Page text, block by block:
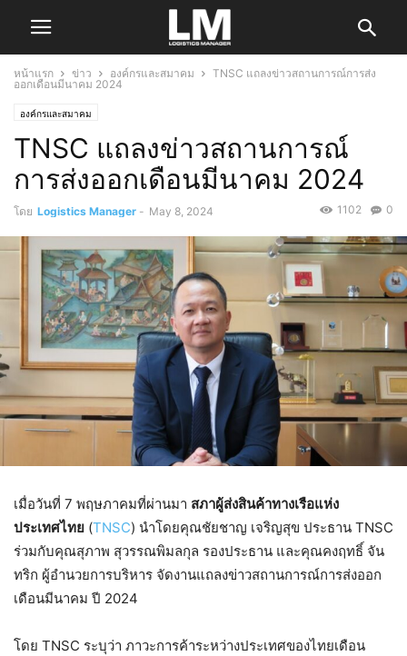
หน้าแรก ข่าว องค์กรและสมาคม
TNSC แถลงข่าวสถานการณ์การส่ง
ออกเดือนมีนาคม 2024
องค์กรและสมาคม
TNSC แถลงข่าวสถานการณ์
การส่งออกเดือนมีนาคม 2024
โดย Logistics Manager - May 8, 2024 0
1102
เมื่อวันที่ 7 พฤษภาคมที่ผ่านมา สภาผู้ส่งสินค้าทางเรือแห่ง
ประเทศไทย (TNSC) นำโดยคุณชัยชาญ เจริญสุข ประธาน TNSC
ร่วมกับคุณสุภาพ สุวรรณพิมลกุล รองประธาน และคุณคงฤทธิ์ จัน
ทริก ผู้อำนวยการบริหาร จัดงานแถลงข่าวสถานการณ์การส่งออก
เดือนมีนาคม ปี 2024
โดย TNSC ระบุว่า ภาวะการค้าระหว่างประเทศของไทยเดือน